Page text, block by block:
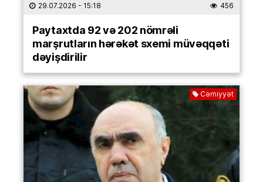
29.07.2026 - 15:18 456
Paytaxtda 92 və 202 nömrəli
marşrutların hərəkət sxemi müvəqqəti
dəyişdirilir
Cəmiyyət